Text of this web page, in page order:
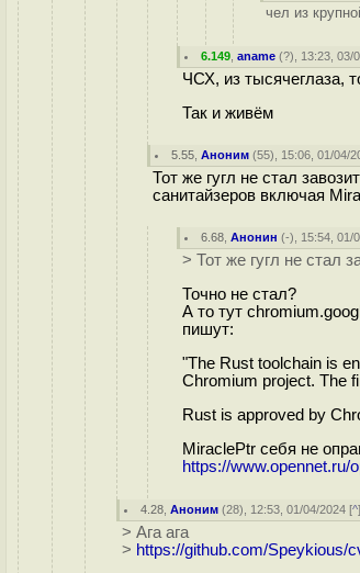
чел из
6.149 ,aname (?), 13:23, 03/
ЧСХ, из тысячеглаза,
Так и живём
5.55 ,Аноним (55), 15:06, 01/04/
Тот же гугл не стал
санитайзеров включая
6.68 ,Анонин (-), 15:54, 01/
> Тот же гугл не стал
Точно не стал?
А то тут
пишут:
"The Rust toolchain is
Chromium project. The
Rust is approved by
MiraclePtr себя не
https://www.opennet.ru/
4.28 ,Аноним (28), 12:53, 01/04/2024 [^
> Ага ага
> https://github.com/Speykious/